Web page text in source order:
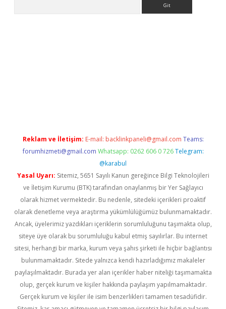
Reklam ve İletişim: E-mail: backlinkpaneli@gmail.com Teams:
forumhizmeti@gmail.com Whatsapp: 0262 606 0 726 Telegram:
@karabul
Yasal Uyarı: Sitemiz, 5651 Sayılı Kanun gereğince Bilgi Teknolojileri
ve İletişim Kurumu (BTK) tarafından onaylanmış bir Yer Sağlayıcı
olarak hizmet vermektedir. Bu nedenle, sitedeki içerikleri proaktif
olarak denetleme veya araştırma yükümlülüğümüz bulunmamaktadır.
Ancak, üyelerimiz yazdıkları içeriklerin sorumluluğunu taşımakta olup,
siteye üye olarak bu sorumluluğu kabul etmiş sayılırlar. Bu internet
sitesi, herhangi bir marka, kurum veya şahıs şirketi ile hiçbir bağlantısı
bulunmamaktadır. Sitede yalnızca kendi hazırladığımız makaleler
paylaşılmaktadır. Burada yer alan içerikler haber niteliği taşımamakta
olup, gerçek kurum ve kişiler hakkında paylaşım yapılmamaktadır.
Gerçek kurum ve kişiler ile isim benzerlikleri tamamen tesadüfidir.